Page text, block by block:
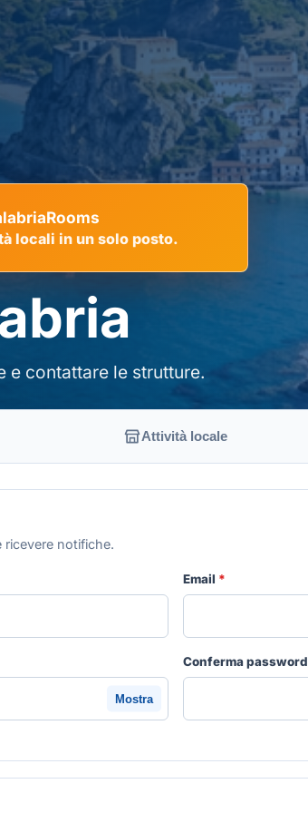
locali in un solo posto.
e contattare le strutture.
Attività locale
notifiche.
Email *
Mostra
Conferma password